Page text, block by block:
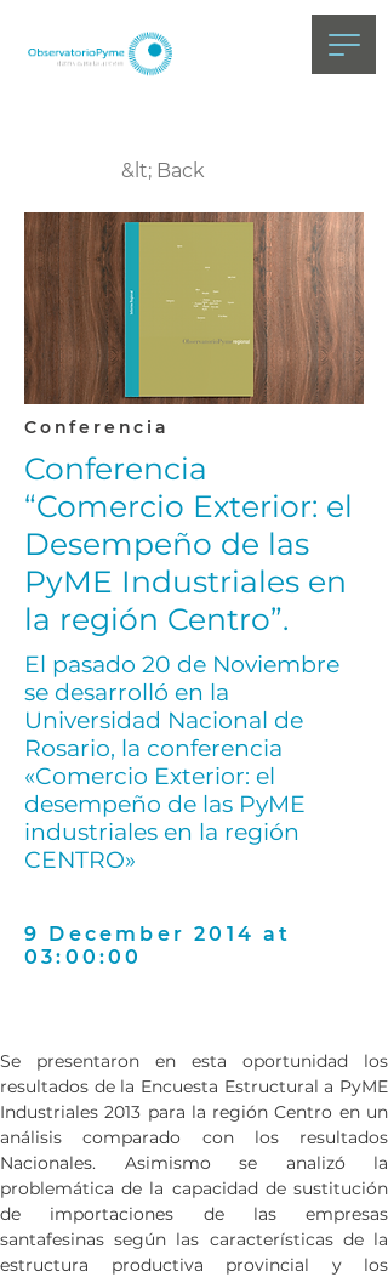
&lt; Back
Conferencia
Conferencia
“Comercio Exterior: el
Desempeño de las
PyME Industriales en
la región Centro”.
El pasado 20 de Noviembre
se desarrolló en la
Universidad Nacional de
Rosario, la conferencia
«Comercio Exterior: el
desempeño de las PyME
industriales en la región
CENTRO»
9 December 2014 at
03:00:00
Se presentaron en esta oportunidad los
resultados de la Encuesta Estructural a PyME
Industriales 2013 para la región Centro en un
análisis comparado con los resultados
Nacionales. Asimismo se analizó la
problemática de la capacidad de sustitución
de importaciones de las empresas
santafesinas según las características de la
estructura productiva provincial y los